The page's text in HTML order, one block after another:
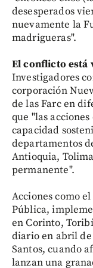
desesperados
nuevamente la
madrigueras".
El conflicto está
Investigadores
corporación
de las Farc en
que "las
capacidad
departamentos
Antioquia,
permanente".
Acciones como
Pública,
en Corinto,
diario en abril de
Santos, cuando
lanzan una